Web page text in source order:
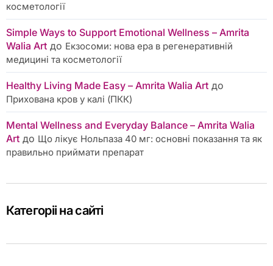
косметології
Simple Ways to Support Emotional Wellness – Amrita
Walia Artдо Екзосоми: нова ера в регенеративній
медицині та косметології
Healthy Living Made Easy – Amrita Walia Artдо
Прихована кров у калі (ПКК)
Mental Wellness and Everyday Balance – Amrita Walia
Artдо Що лікує Нольпаза 40 мг: основні показання та як
правильно приймати препарат
Категоріі на сайті